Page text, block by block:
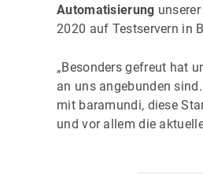
Automatisierung
2020 auf Testservern in
„Besonders gefreut hat
an uns angebunden
mit baramundi, diese
und vor allem die